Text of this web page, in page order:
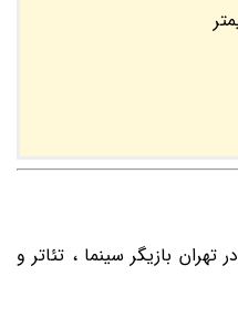
لیلی فرهادپور متولد اسفند 1340 در تهران بازیگر سینما ، تئاتر و